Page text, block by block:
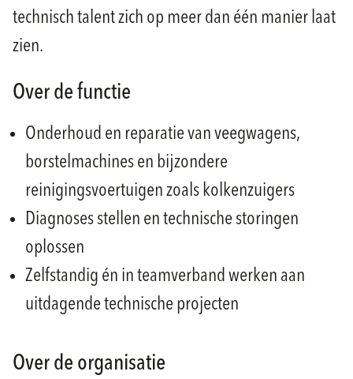
technisch talent zich op meer dan één manier laat
zien.
Over de functie
Onderhoud en reparatie van veegwagens,
borstelmachines en bijzondere
reinigingsvoertuigen zoals kolkenzuigers
Diagnoses stellen en technische storingen
oplossen
Zelfstandig én in teamverband werken aan
uitdagende technische projecten
Over de organisatie